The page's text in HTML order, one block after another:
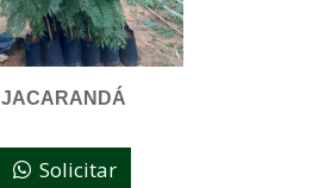
JACARANDÁ
Solicitar